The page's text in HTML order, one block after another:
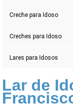
Creche para Idoso
Creches para Idoso
Lares para Idosos
Lar de